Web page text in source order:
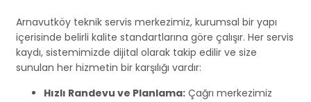
Arnavutköy teknik servis merkezimiz, kurumsal bir yapı
içerisinde belirli kalite standartlarına göre çalışır. Her servis
kaydı, sistemimizde dijital olarak takip edilir ve size
sunulan her hizmetin bir karşılığı vardır:
Hızlı Randevu ve Planlama: Çağrı merkezimiz